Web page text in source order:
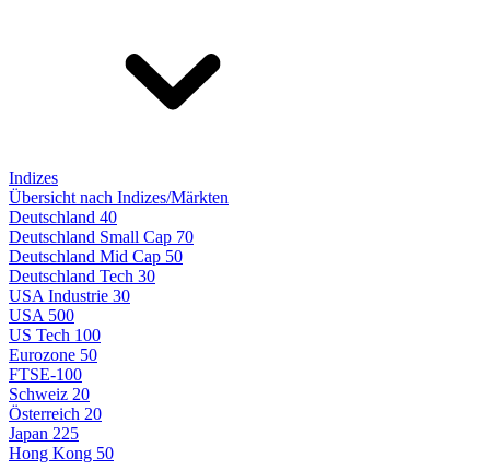
Indizes
Übersicht nach Indizes/Märkten
Deutschland 40
Deutschland Small Cap 70
Deutschland Mid Cap 50
Deutschland Tech 30
USA Industrie 30
USA 500
US Tech 100
Eurozone 50
FTSE-100
Schweiz 20
Österreich 20
Japan 225
Hong Kong 50